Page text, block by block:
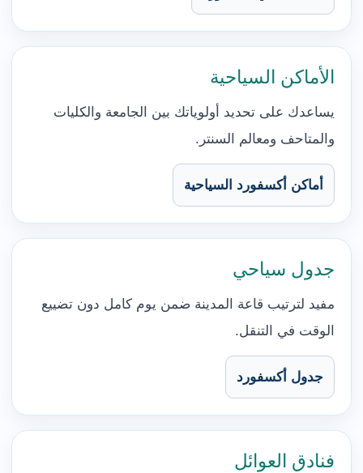
الأماكن السياحية
يساعدك على تحديد أولوياتك بين الجامعة والكليات
والمتاحف ومعالم السنتر.
أماكن أكسفورد السياحية
جدول سياحي
مفيد لترتيب قاعة المدينة ضمن يوم كامل دون تضييع
الوقت في التنقل.
جدول أكسفورد
فنادق العوائل